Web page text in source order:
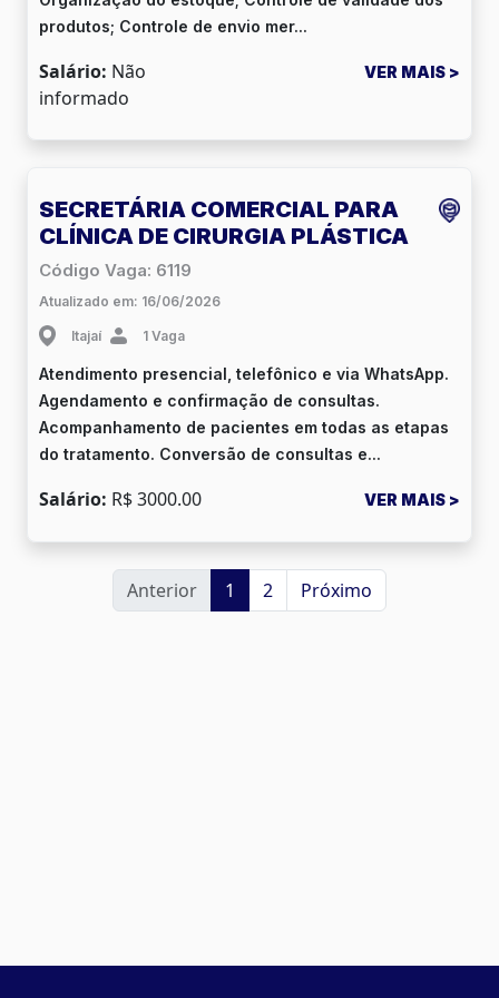
produtos; Controle de envio mer...
Salário: Não
informado
VER MAIS >
SECRETÁRIA COMERCIAL PARA
CLÍNICA DE CIRURGIA PLÁSTICA
Código Vaga: 6119
Atualizado em: 16/06/2026
Itajaí 1 Vaga
Atendimento presencial, telefônico e via WhatsApp.
Agendamento e confirmação de consultas.
Acompanhamento de pacientes em todas as etapas
do tratamento. Conversão de consultas e...
Salário: R$ 3000.00 VER MAIS >
Anterior 1 2 Próximo